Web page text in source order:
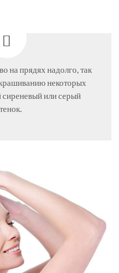
на прядях надолго, так
некоторых
сиреневый или серый